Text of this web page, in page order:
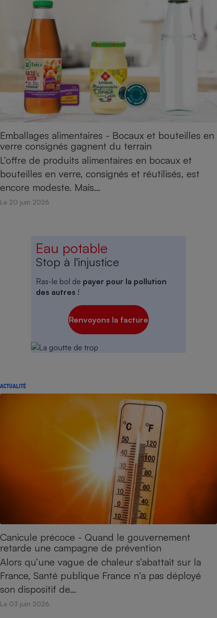
Emballages alimentaires - Bocaux et bouteilles en
verre consignés gagnent du terrain
L’offre de produits alimentaires en bocaux et
bouteilles en verre, consignés et réutilisés, est
encore modeste. Mais…
Le 20 juin 2026
Eau potable
Stop à l'injustice
Ras-le bol de payer pour la pollution
des autres !
Renvoyons la facture
ACTUALITÉ
Canicule précoce - Quand le gouvernement
retarde une campagne de prévention
Alors qu’une vague de chaleur s’abattait sur la
France, Santé publique France n’a pas déployé
son dispositif de…
Le 03 juin 2026